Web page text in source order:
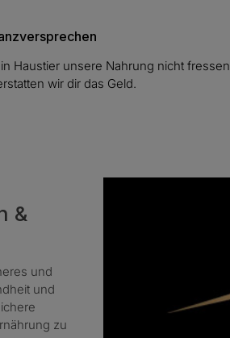
Haustier unsere Nahrung nicht fressen
wir dir das Geld.
&
und
und
zu